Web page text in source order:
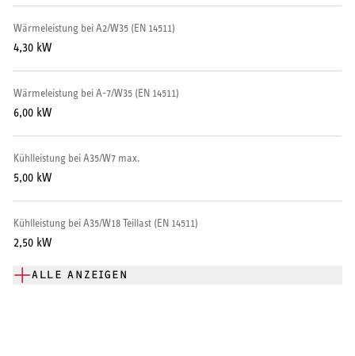
Wärmeleistung bei A2/W35 (EN 14511)
4,30 kW
Wärmeleistung bei A-7/W35 (EN 14511)
6,00 kW
Kühlleistung bei A35/W7 max.
5,00 kW
Kühlleistung bei A35/W18 Teillast (EN 14511)
2,50 kW
ALLE ANZEIGEN